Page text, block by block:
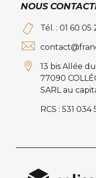
NOUS
Tél. : 01 60 05
13 bis Allée
77090
SARL au
RCS : 531 034